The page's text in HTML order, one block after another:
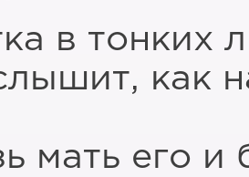
в тонких
как
мать его